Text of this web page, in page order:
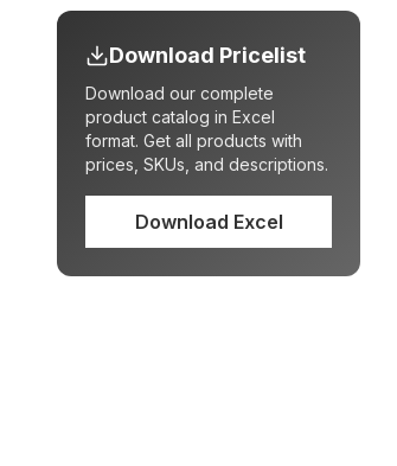
Download Pricelist
Download our complete
product catalog in Excel
format. Get all products with
prices, SKUs, and descriptions.
Download Excel